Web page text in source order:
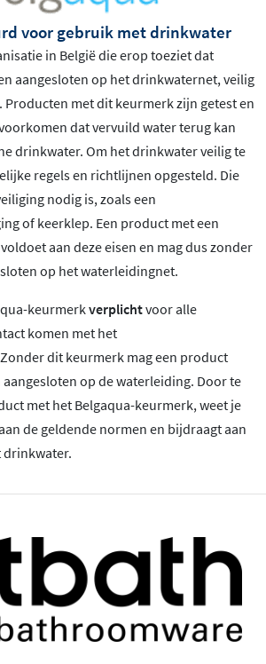
voor gebruik met drinkwater
in België die erop toeziet dat
aangesloten op het drinkwaternet, veilig
met dit keurmerk zijn getest en
dat vervuild water terug kan
drinkwater. Om het drinkwater veilig te
regels en richtlijnen opgesteld. Die
nodig is, zoals een
of keerklep. Een product met een
aan deze eisen en mag dus zonder
op het waterleidingnet.
keurmerkverplichtvoor alle
komen met het
Zonder dit keurmerk mag een product
op de waterleiding. Door te
met het Belgaqua-keurmerk, weet je
de geldende normen en bijdraagt aan
drinkwater.